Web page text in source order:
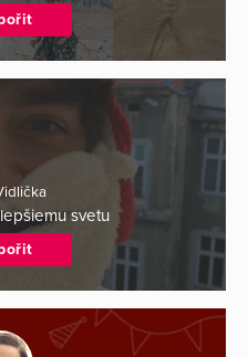
svetu